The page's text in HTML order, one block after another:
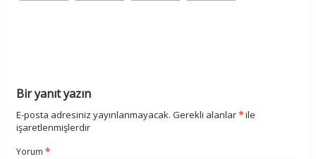
Bir yanıt yazın
E-posta adresiniz yayınlanmayacak. Gerekli alanlar*ile
işaretlenmişlerdir
Yorum*